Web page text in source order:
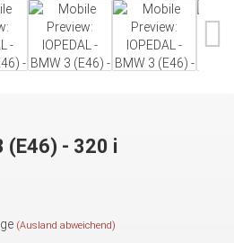
(E46) - 320 i
(Ausland abweichend)